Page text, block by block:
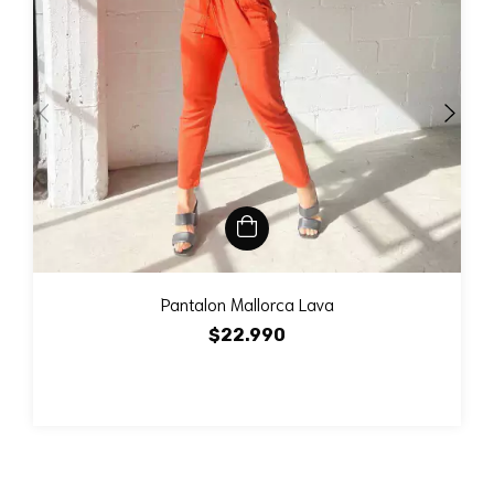
Pantalon Mallorca Lava
$22.990